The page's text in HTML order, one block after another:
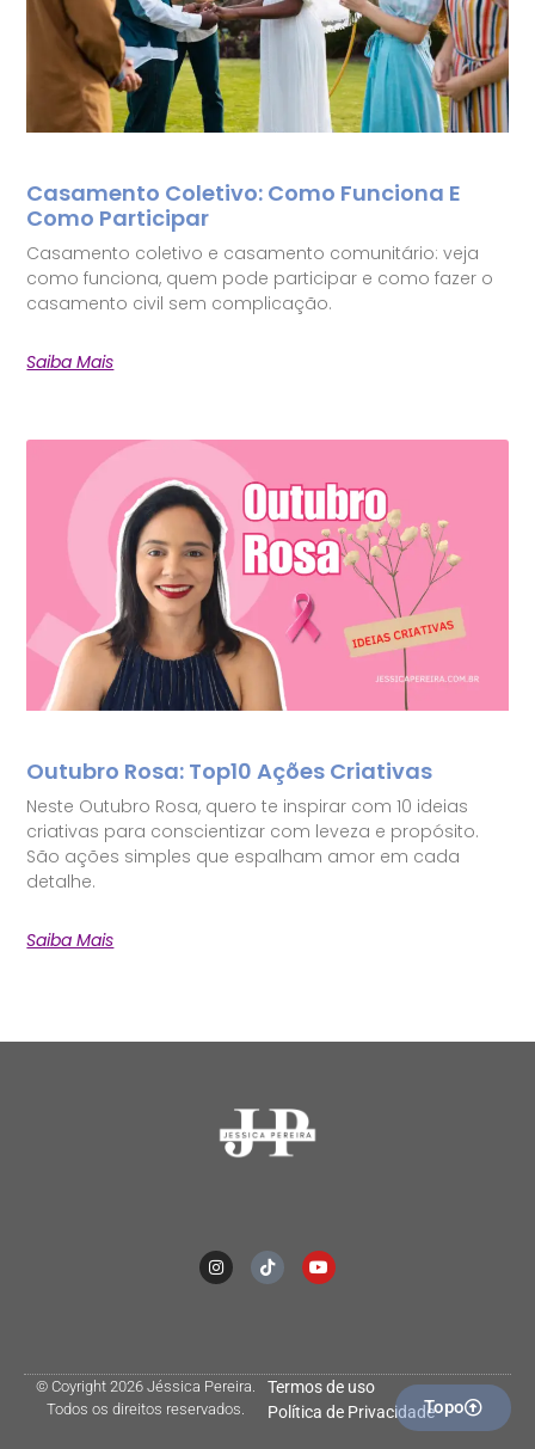
Casamento Coletivo: Como Funciona E
Como Participar
Casamento coletivo e casamento comunitário: veja
como funciona, quem pode participar e como fazer o
casamento civil sem complicação.
Saiba Mais
Outubro Rosa: Top10 Ações Criativas
Neste Outubro Rosa, quero te inspirar com 10 ideias
criativas para conscientizar com leveza e propósito.
São ações simples que espalham amor em cada
detalhe.
Saiba Mais
© Coyright 2026 Jéssica Pereira.
Todos os direitos reservados.
Termos de uso
Política de PrivacidadeTopo